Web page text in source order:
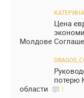
Цена
Молдове
потерю
области
1